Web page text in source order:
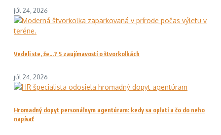
júl 24, 2026
Vedeli ste, že…? 5 zaujímavostí o štvorkolkách
júl 24, 2026
Hromadný dopyt personálnym agentúram: kedy sa oplatí a čo do neho
napísať